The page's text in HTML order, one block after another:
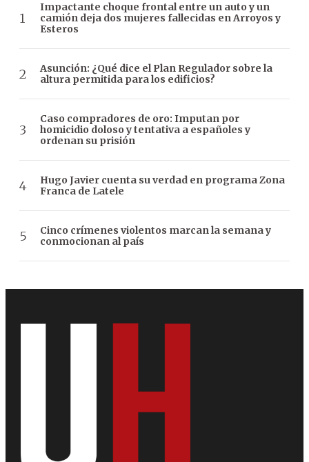
Impactante choque frontal entre un auto y un
camión deja dos mujeres fallecidas en Arroyos y
Esteros
Asunción: ¿Qué dice el Plan Regulador sobre la
altura permitida para los edificios?
Caso compradores de oro: Imputan por
homicidio doloso y tentativa a españoles y
ordenan su prisión
Hugo Javier cuenta su verdad en programa Zona
Franca de Latele
Cinco crímenes violentos marcan la semana y
conmocionan al país